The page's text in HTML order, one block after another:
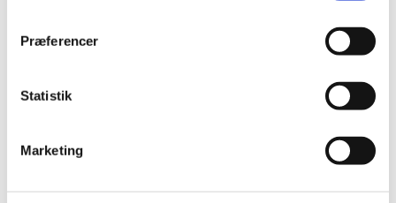
Præferencer
Statistik
Marketing
september (57)
juli (45)
maj (40)
marts (56)